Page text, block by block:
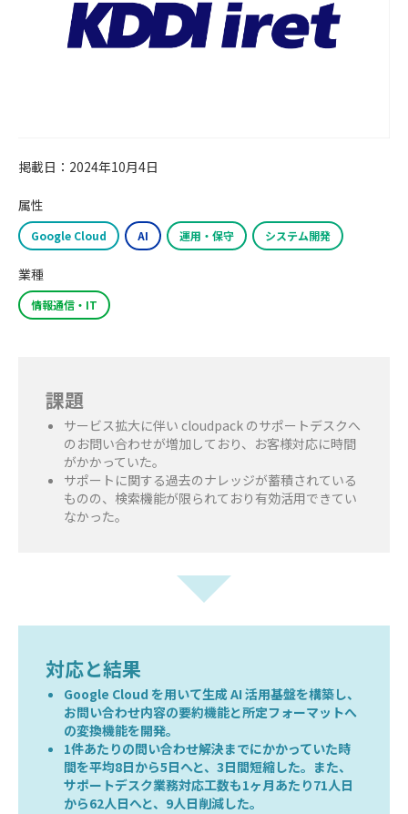
掲載日：2024年10月4日
属性
Google Cloud AI 運用・保守 システム開発
業種
情報通信・IT
課題
サービス拡大に伴い cloudpack のサポートデスクへ
のお問い合わせが増加しており、お客様対応に時間
がかかっていた。
サポートに関する過去のナレッジが蓄積されている
ものの、検索機能が限られており有効活用できてい
なかった。
対応と結果
Google Cloud を用いて生成 AI 活用基盤を構築し、
お問い合わせ内容の要約機能と所定フォーマットへ
の変換機能を開発。
1件あたりの問い合わせ解決までにかかっていた時
間を平均8日から5日へと、3日間短縮した。また、
サポートデスク業務対応工数も1ヶ月あたり71人日
から62人日へと、9人日削減した。